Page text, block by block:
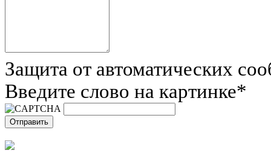
Защита от автоматических
Введите слово на картинке*